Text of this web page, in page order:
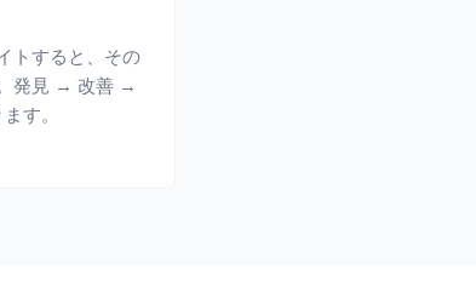
トすると、その
発見 → 改善 →
す。